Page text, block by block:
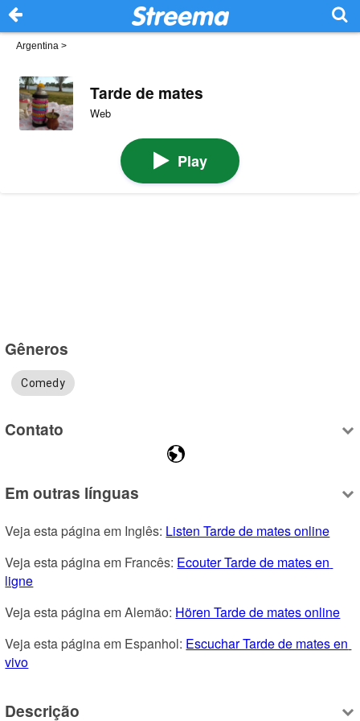
Argentina >
Tarde de mates
Web
Play
Gêneros
Comedy
Contato
Em outras línguas
Veja esta página em Inglês: Listen Tarde de mates online
Veja esta página em Francês: Ecouter Tarde de mates en
ligne
Veja esta página em Alemão: Hören Tarde de mates online
Veja esta página em Espanhol: Escuchar Tarde de mates en
vivo
Descrição